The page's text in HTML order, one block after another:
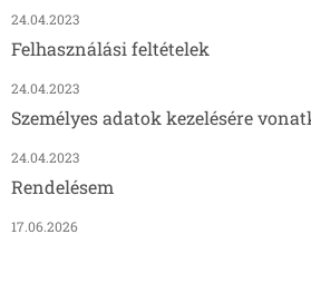
24.04.2023
Felhasználási feltételek
24.04.2023
Személyes adatok kezelésére
24.04.2023
Rendelésem
17.06.2026